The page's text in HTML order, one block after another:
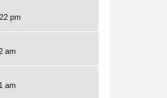
pm
am
am